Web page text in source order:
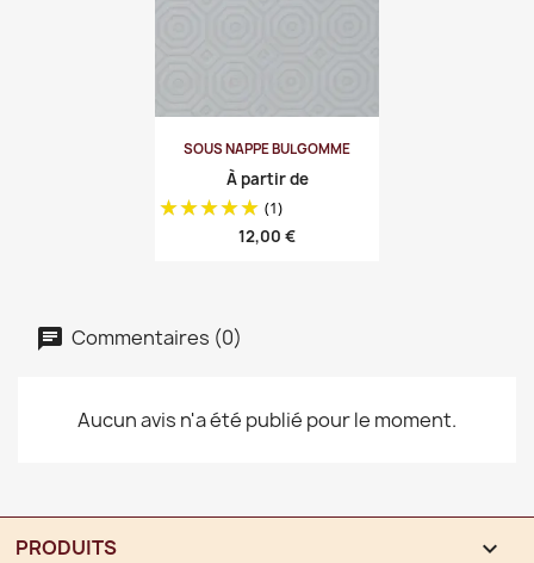
SOUS NAPPE BULGOMME
À partir de
(1)
Prix
12,00 €
Commentaires (0)
Aucun avis n'a été publié pour le moment.
PRODUITS 